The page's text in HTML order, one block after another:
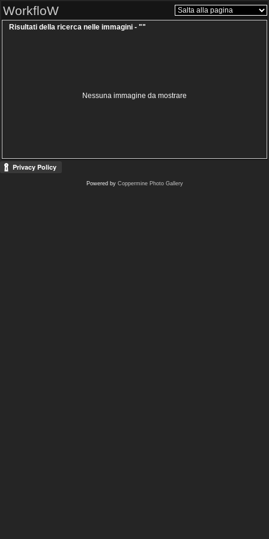
WorkfloW
Risultati della ricerca nelle immagini - ""
Nessuna immagine da mostrare
Powered by Coppermine Photo Gallery